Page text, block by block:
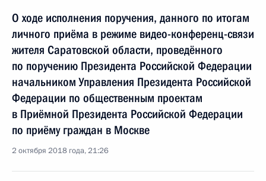
О ходе исполнения поручения, данного по итогам
личного приёма в режиме видео-конференц-связи
жителя Саратовской области, проведённого
по поручению Президента Российской Федерации
начальником Управления Президента Российской
Федерации по общественным проектам
в Приёмной Президента Российской Федерации
по приёму граждан в Москве
2 октября 2018 года, 21:26